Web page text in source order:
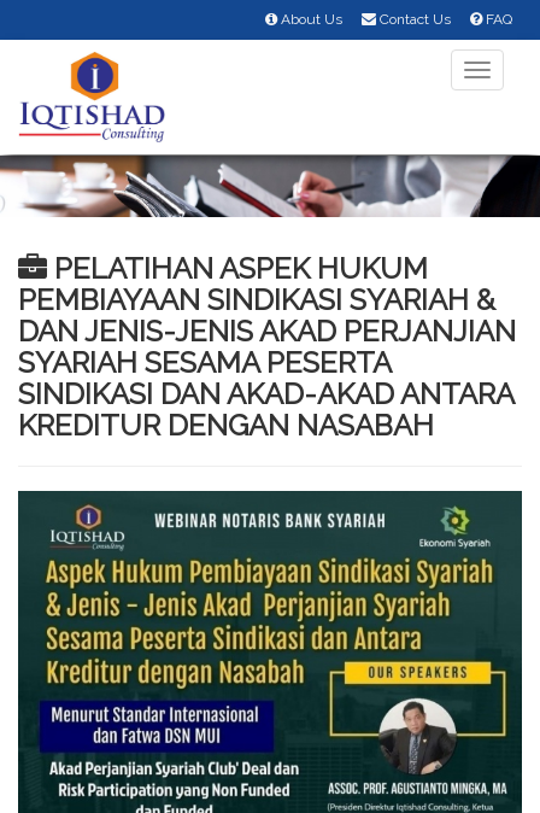
About Us Contact Us FAQ
Toggle
PELATIHAN ASPEK HUKUM
PEMBIAYAAN SINDIKASI SYARIAH &
DAN JENIS-JENIS AKAD PERJANJIAN
SYARIAH SESAMA PESERTA
SINDIKASI DAN AKAD-AKAD ANTARA
KREDITUR DENGAN NASABAH